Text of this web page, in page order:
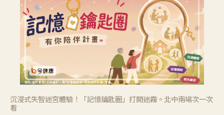
沉浸式失智迷宮體驗！「記憶鑰匙圈」打開迷霧。北中南場次一次
看